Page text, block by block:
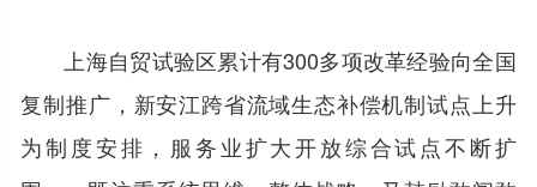
上海自贸试验区累计有300多项改革经验向全国
复制推广，新安江跨省流域生态补偿机制试点上升
为制度安排，服务业扩大开放综合试点不断扩